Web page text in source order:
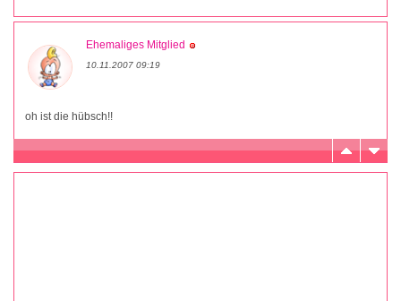
Ehemaliges Mitglied
10.11.2007 09:19
oh ist die hübsch!!